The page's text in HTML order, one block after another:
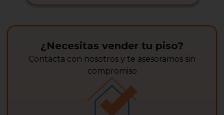
¿Necesitas vender tu piso?
Contacta con nosotros y te asesoramos sin
compromiso